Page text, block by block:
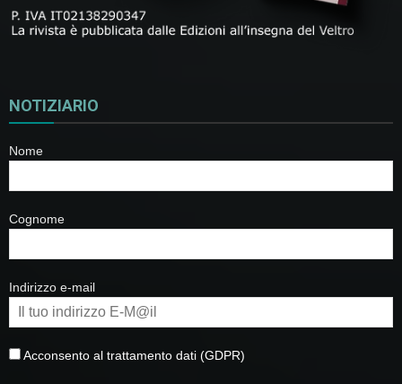
NOTIZIARIO
Nome
Cognome
Indirizzo e-mail
Acconsento al trattamento dati (GDPR)